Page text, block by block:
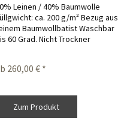
Leinen / 40% Baumwolle
ca. 200 g/m² Bezug aus
Baumwollbatist Waschbar
60 Grad. Nicht Trockner
260,00 € *
Zum Produkt